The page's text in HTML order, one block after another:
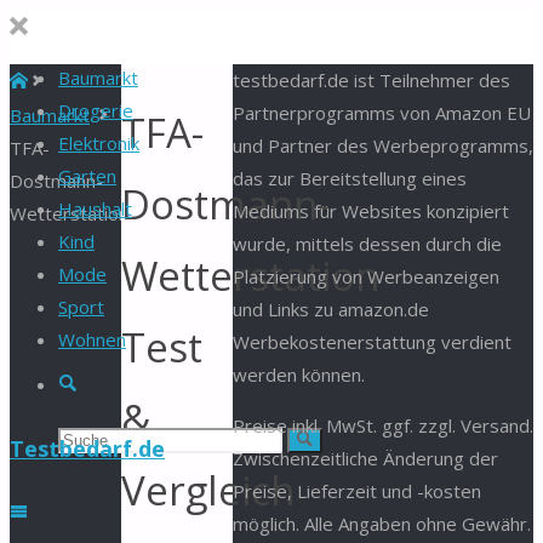
Baumarkt
Drogerie
Elektronik
Garten
Haushalt
Kind
Mode
Sport
Wohnen
Suche
Suchen Suche
Testbedarf.de
Start
Baumarkt
TFA-
Dostmann-
Wetterstation
TFA-
Dostmann-
Wetterstation
Test
&
Vergleich
testbedarf.de ist Teilnehmer des
Partnerprogramms von Amazon EU
und Partner des Werbeprogramms,
das zur Bereitstellung eines
Mediums für Websites konzipiert
wurde, mittels dessen durch die
Platzierung von Werbeanzeigen
und Links zu amazon.de
Werbekostenerstattung verdient
werden können.
Preise inkl. MwSt. ggf. zzgl. Versand.
Zwischenzeitliche Änderung der
Preise, Lieferzeit und -kosten
möglich. Alle Angaben ohne Gewähr.